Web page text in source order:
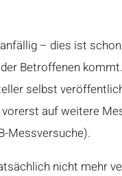
– dies ist
Betroffenen
selbst
auf weitere
Messversuche).
nicht mehr